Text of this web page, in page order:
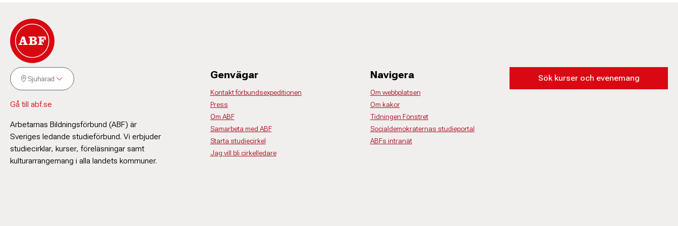
Sjuhärad
Gå till abf.se
Arbetarnas Bildningsförbund (ABF) är
Sveriges ledande studieförbund. Vi erbjuder
studiecirklar, kurser, föreläsningar samt
kulturarrangemang i alla landets kommuner.
Genvägar
Kontakt förbundsexpeditionen
Press
Om ABF
Samarbeta med ABF
Starta studiecirkel
Jag vill bli cirkelledare
Navigera
Om webbplatsen
Om kakor
Tidningen Fönstret
Socialdemokraternas studieportal
ABFs intranät
Sök kurser och evenemang